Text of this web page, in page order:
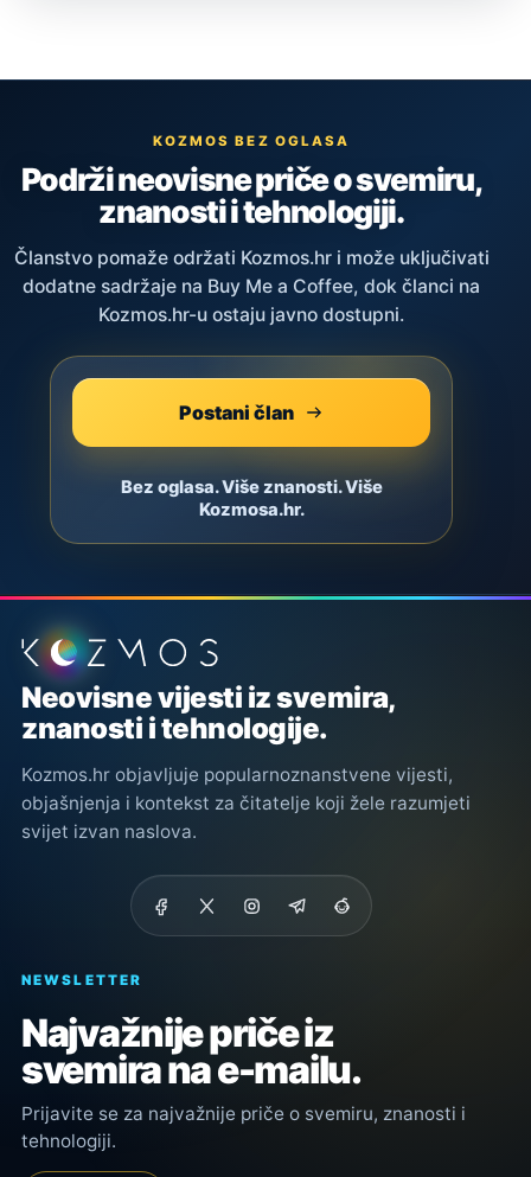
KOZMOS BEZ OGLASA
Podrži neovisne priče o svemiru,
znanosti i tehnologiji.
Članstvo pomaže održati Kozmos.hr i može uključivati
dodatne sadržaje na Buy Me a Coffee, dok članci na
Kozmos.hr-u ostaju javno dostupni.
Postani član
Bez oglasa. Više znanosti. Više
Kozmosa.hr.
Podnožje stranice
Neovisne vijesti iz svemira,
znanosti i tehnologije.
Kozmos.hr objavljuje popularnoznanstvene vijesti,
objašnjenja i kontekst za čitatelje koji žele razumjeti
svijet izvan naslova.
NEWSLETTER
Najvažnije priče iz
svemira na e-mailu.
Prijavite se za najvažnije priče o svemiru, znanosti i
tehnologiji.